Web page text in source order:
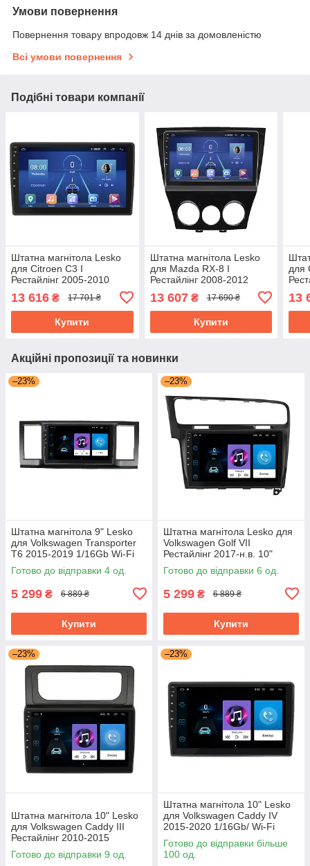
Умови повернення
Повернення товару впродовж 14 днів за домовленістю
Всі умови повернення
Подібні товари компанії
Штатна магнітола Lesko
для Citroen C3 I
Рестайлінг 2005-2010
екран 9" 4/64Gb/4G/ Wi-Fi/
CarPlay Top GPS
13 616 ₴ 17 701 ₴
Купити
Штатна магнітола Lesko
для Mazda RX-8 I
Рестайлінг 2008-2012
екран 9" 4/64Gb 4G Wi-Fi
GPS Top
13 607₴ 17 690 ₴
Купити
для
13
Акційні пропозиції та новинки
–23%
Штатна магнітола 9" Lesko
для Volkswagen Transporter
T6 2015-2019 1/16Gb Wi-Fi
GPS Base Вольксваген
Готово до відправки 4 од.
5 299 ₴ 6 889 ₴
Купити
–23%
Штатна магнітола Lesko для
Volkswagen Golf VII
Рестайлінг 2017-н.в. 10"
1/16Gb Wi-Fi GPS Base
Готово до відправки 6 од.
5 299 ₴ 6 889 ₴
Купити
–23%
Штатна магнітола 10" Lesko
для Volkswagen Caddy III
Рестайлінг 2010-2015
1/16Gb/ Wi-Fi Optima
Вольксваген
Готово до відправки 9 од.
–23%
Штатна магнітола 10" Lesko
для Volkswagen Caddy IV
2015-2020 1/16Gb/ Wi-Fi
Optima Вольксваген
Готово до відправки більше
100 од.